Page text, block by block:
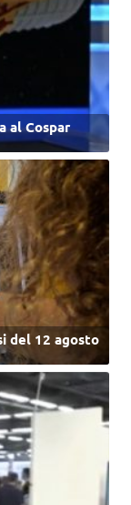
al Cospar
del 12 agosto